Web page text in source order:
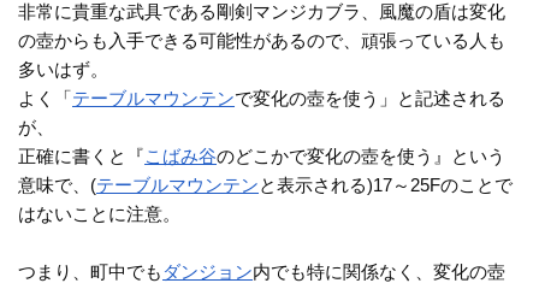
非常に貴重な武具である剛剣マンジカブラ、風魔の盾は変化
の壺からも入手できる可能性があるので、頑張っている人も
多いはず。
よく「テーブルマウンテンで変化の壺を使う」と記述される
が、
正確に書くと『こばみ谷のどこかで変化の壺を使う』という
意味で、(テーブルマウンテンと表示される)17～25Fのことで
はないことに注意。
つまり、町中でも ダンジョン内でも特に関係なく、変化の壺